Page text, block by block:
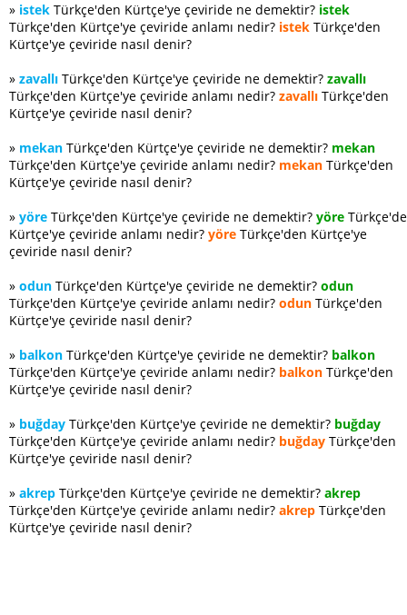
» istek Türkçe'den Kürtçe'ye çeviride ne demektir? istek
Türkçe'den Kürtçe'ye çeviride anlamı nedir? istek Türkçe'den
Kürtçe'ye çeviride nasıl denir?
» zavallı Türkçe'den Kürtçe'ye çeviride ne demektir? zavallı
Türkçe'den Kürtçe'ye çeviride anlamı nedir? zavallı Türkçe'den
Kürtçe'ye çeviride nasıl denir?
» mekan Türkçe'den Kürtçe'ye çeviride ne demektir? mekan
Türkçe'den Kürtçe'ye çeviride anlamı nedir? mekan Türkçe'den
Kürtçe'ye çeviride nasıl denir?
» yöre Türkçe'den Kürtçe'ye çeviride ne demektir? yöre
Kürtçe'ye çeviride anlamı nedir? yöre Türkçe'den Kürtçe'ye
çeviride nasıl denir?
» odun Türkçe'den Kürtçe'ye çeviride ne demektir? odun
Türkçe'den Kürtçe'ye çeviride anlamı nedir? odun Türkçe'den
Kürtçe'ye çeviride nasıl denir?
» balkon Türkçe'den Kürtçe'ye çeviride ne demektir? balkon
Türkçe'den Kürtçe'ye çeviride anlamı nedir? balkon Türkçe'den
Kürtçe'ye çeviride nasıl denir?
» buğday Türkçe'den Kürtçe'ye çeviride ne demektir? buğday
Türkçe'den Kürtçe'ye çeviride anlamı nedir? buğday Türkçe'den
Kürtçe'ye çeviride nasıl denir?
» akrep Türkçe'den Kürtçe'ye çeviride ne demektir? akrep
Türkçe'den Kürtçe'ye çeviride anlamı nedir? akrep Türkçe'den
Kürtçe'ye çeviride nasıl denir?